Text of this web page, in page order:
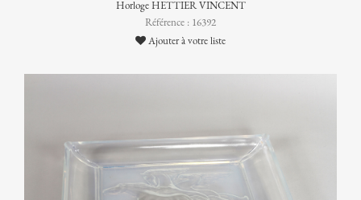
Horloge HETTIER VINCENT
Référence : 16392
Ajouter à votre liste